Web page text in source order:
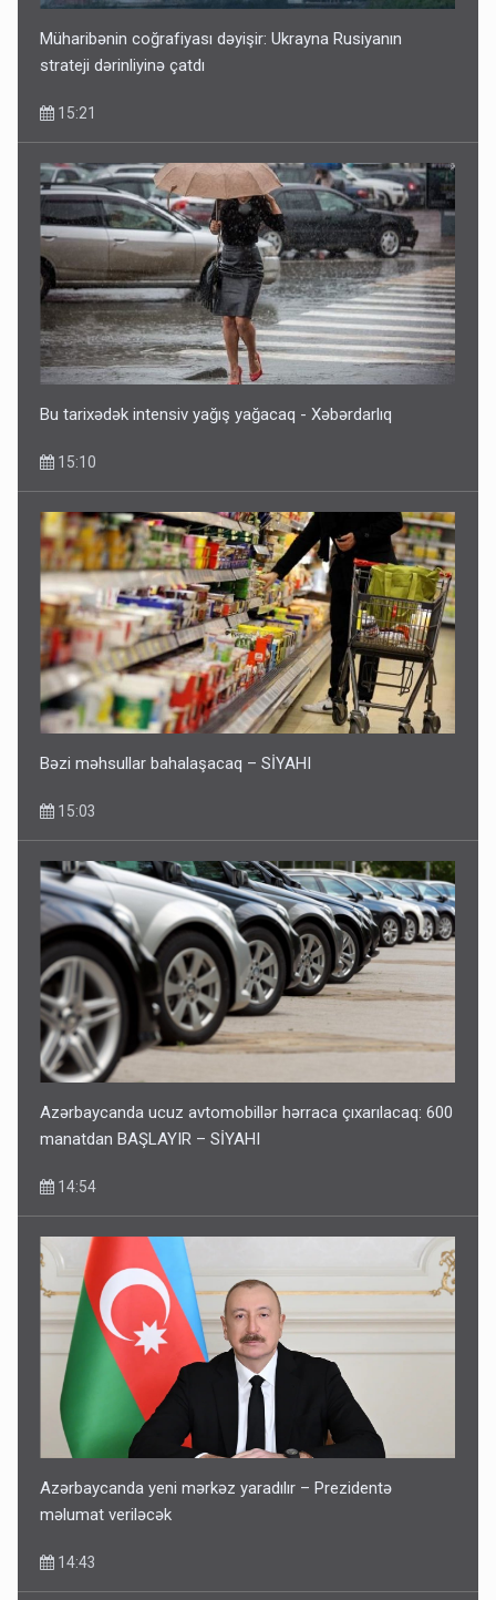
Müharibənin coğrafiyası dəyişir: Ukrayna Rusiyanın
strateji dərinliyinə çatdı
15:21
Bu tarixədək intensiv yağış yağacaq - Xəbərdarlıq
15:10
Bəzi məhsullar bahalaşacaq – SİYAHI
15:03
Azərbaycanda ucuz avtomobillər hərraca çıxarılacaq: 600
manatdan BAŞLAYIR – SİYAHI
14:54
Azərbaycanda yeni mərkəz yaradılır – Prezidentə
məlumat veriləcək
14:43